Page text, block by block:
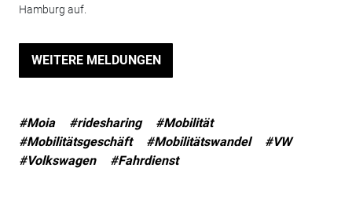
Hamburg auf.
WEITERE MELDUNGEN
#Moia #ridesharing
#Mobilität
#Mobilitätsgeschäft
#Mobilitätswandel
#VW
#Volkswagen
#Fahrdienst